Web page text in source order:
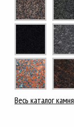
Весь каталог камня